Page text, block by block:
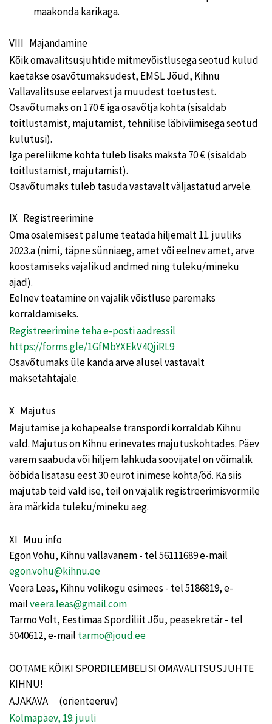
maakonda karikaga.
VIII Majandamine
Kõik omavalitsusjuhtide mitmevõistlusega seotud kulud
kaetakse osavõtumaksudest, EMSL Jõud, Kihnu
Vallavalitsuse eelarvest ja muudest toetustest.
Osavõtumaks on 170 € iga osavõtja kohta (sisaldab
toitlustamist, majutamist, tehnilise läbiviimisega seotud
kulutusi).
Iga pereliikme kohta tuleb lisaks maksta 70 € (sisaldab
toitlustamist, majutamist).
Osavõtumaks tuleb tasuda vastavalt väljastatud arvele.
IX Registreerimine
Oma osalemisest palume teatada hiljemalt 11. juuliks
2023.a (nimi, täpne sünniaeg, amet või eelnev amet, arve
koostamiseks vajalikud andmed ning tuleku/mineku
ajad).
Eelnev teatamine on vajalik võistluse paremaks
korraldamiseks.
Registreerimine teha e-posti aadressil
https://forms.gle/1GfMbYXEkV4QjiRL9
Osavõtumaks üle kanda arve alusel vastavalt
maksetähtajale.
X Majutus
Majutamise ja kohapealse transpordi korraldab Kihnu
vald. Majutus on Kihnu erinevates majutuskohtades. Päev
varem saabuda või hiljem lahkuda soovijatel on võimalik
ööbida lisatasu eest 30 eurot inimese kohta/öö. Ka siis
majutab teid vald ise, teil on vajalik registreerimisvormile
ära märkida tuleku/mineku aeg.
XI Muu info
Egon Vohu, Kihnu vallavanem - tel 56111689 e-mail
egon.vohu@kihnu.ee
Veera Leas, Kihnu volikogu esimees - tel 5186819, e-
mailveera.leas@gmail.com
Tarmo Volt, Eestimaa Spordiliit Jõu, peasekretär - tel
5040612, e-mail tarmo@joud.ee
OOTAME KÕIKI SPORDILEMBELISI OMAVALITSUSJUHTE
KIHNU!
AJAKAVA (orienteeruv)
Kolmapäev, 19. juuli